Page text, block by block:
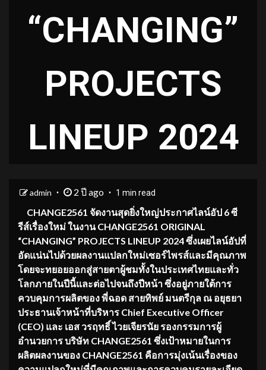
“CHANGING”
PROJECTS
LINEUP 2024
admin 2 ปี ago 1 min read
CHANGE2561 จัดงานสุดยิ่งใหญ่ประกาศไลน์อัป 6ซี
รีส์เรื่องใหม่ ในงานCHANGE2561 ORIGINAL
“CHANGING” PROJECTS LINEUP 2024ซึ่งเผยไลน์อัปที่
อัดแน่นไปด้วยผลงานแปลกใหม่เซอร์ไพรส์และมีคุณภาพ
โดยจะทยอยออกสู่สายตาผู้ชมทั้งในประเทศไทยและทั่ว
โลกภายในปีนี้และต่อไปจนถึงปีหน้าซึ่งอยู่ภายใต้การ
ควบคุมการผลิตของพี่ฉอด สายทิพย์ มนตรีกุล ณ อยุธยา
ประธานเจ้าหน้าที่บริหาร Chief Executive Officer
(CEO) และ เอสวรฤทธิ์ไวยเจียรนัย รองกรรมการผู้
อำนวยการบริษัท CHANGE2561 ซึ่งเป้าหมายในการ
ผลิตผลงานของ CHANGE2561 คือการมุ่งเน้นเรื่องของ